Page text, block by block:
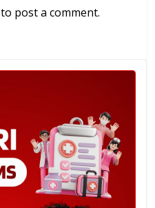
to post a comment.